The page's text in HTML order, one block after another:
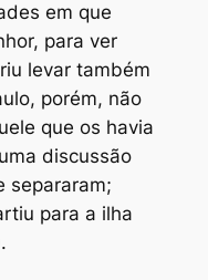
em que
para ver
levar também
porém, não
que os havia
discussão
separaram;
para a ilha